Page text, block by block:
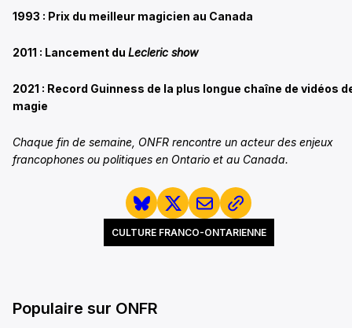
1993 : Prix du meilleur magicien au Canada
2011 : Lancement du Lecleric show
2021 : Record Guinness de la plus longue chaîne de vidéos
magie
Chaque fin de semaine, ONFR rencontre un acteur des enjeux
francophones ou politiques en Ontario et au Canada.
CULTURE FRANCO-ONTARIENNE
Populaire sur ONFR